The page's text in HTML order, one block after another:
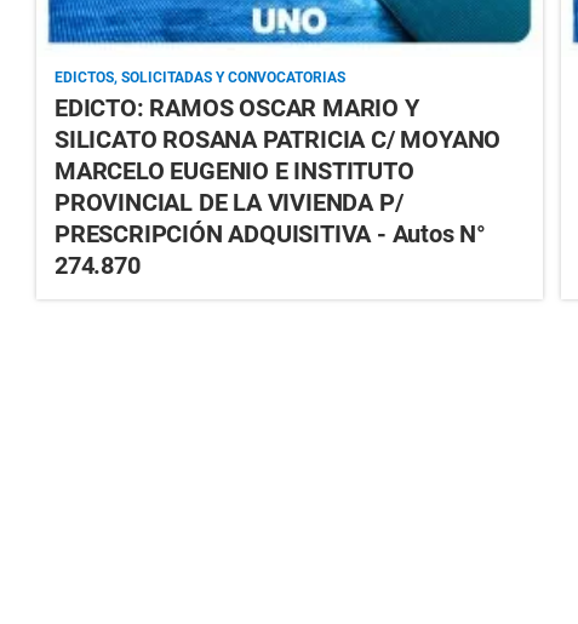
EDICTOS, SOLICITADAS Y CONVOCATORIAS
EDICTO: RAMOS OSCAR MARIO Y
SILICATO ROSANA PATRICIA C/ MOYANO
MARCELO EUGENIO E INSTITUTO
PROVINCIAL DE LA VIVIENDA P/
PRESCRIPCIÓN ADQUISITIVA - Autos N°
274.870